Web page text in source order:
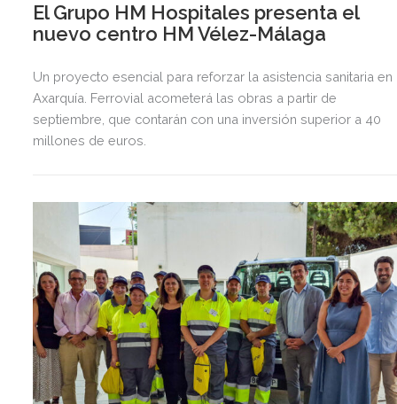
El Grupo HM Hospitales presenta el
nuevo centro HM Vélez-Málaga
Un proyecto esencial para reforzar la asistencia sanitaria en
Axarquía. Ferrovial acometerá las obras a partir de
septiembre, que contarán con una inversión superior a 40
millones de euros.